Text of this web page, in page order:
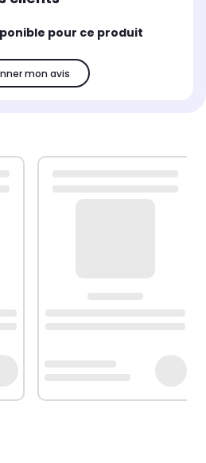
pour ce produit
mon avis